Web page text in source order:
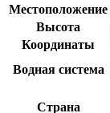
Местоположение
Высота
Координаты
Водная система
Страна